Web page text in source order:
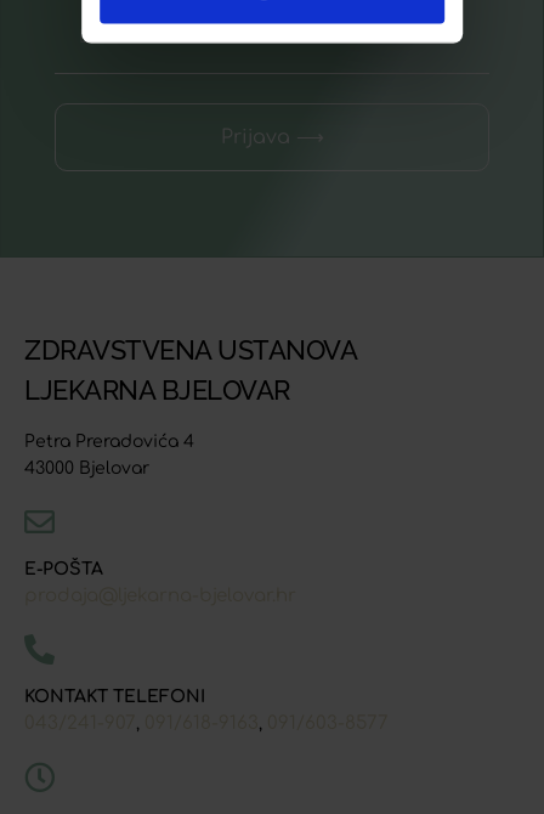
Prijava ⟶
ZDRAVSTVENA USTANOVA
LJEKARNA BJELOVAR
Petra Preradovića 4
43000 Bjelovar
E-POŠTA
KONTAKT TELEFONI
, ,